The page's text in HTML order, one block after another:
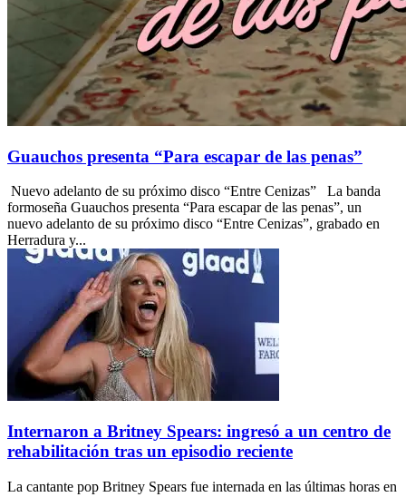
Guauchos presenta “Para escapar de las penas”
Nuevo adelanto de su próximo disco “Entre Cenizas” La banda
formoseña Guauchos presenta “Para escapar de las penas”, un
nuevo adelanto de su próximo disco “Entre Cenizas”, grabado en
Herradura y...
Internaron a Britney Spears: ingresó a un centro de
rehabilitación tras un episodio reciente
La cantante pop Britney Spears fue internada en las últimas horas en